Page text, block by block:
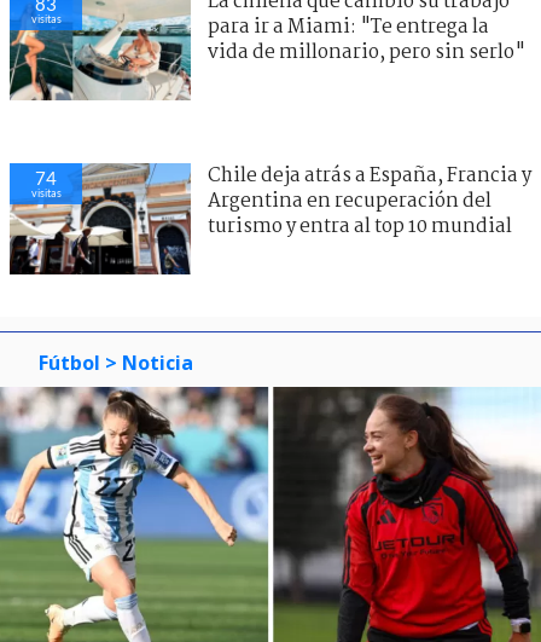
visitas
para ir a Miami: "Te entrega la
vida de millonario, pero sin serlo"
74
visitas
Chile deja atrás a España, Francia y
Argentina en recuperación del
turismo y entra al top 10 mundial
Fútbol > Noticia